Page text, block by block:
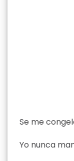
Se me
Yo nunca